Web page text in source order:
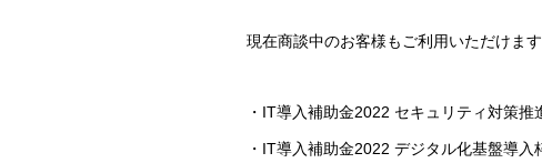
現在商談中のお客様もご利用いただけます
・IT導入補助金2022 セキュリティ対策推
・IT導入補助金2022 デジタル化基盤導入